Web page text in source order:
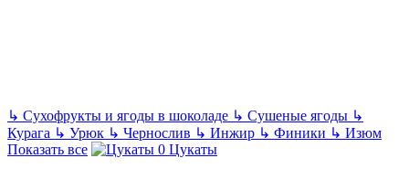
↳ Сухофрукты и ягоды в шоколаде ↳ Сушеные ягоды ↳
Курага ↳ Урюк ↳ Чернослив ↳ Инжир ↳ Финики ↳ Изюм
Показать все
Цукаты